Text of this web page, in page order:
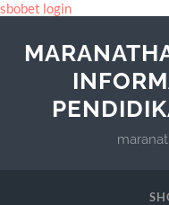
sbobet login